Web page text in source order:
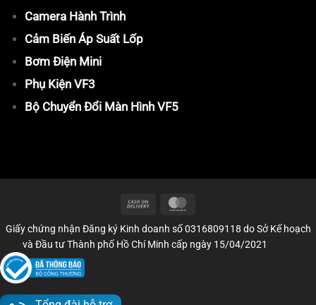
Camera Hành Trình
Cảm Biến Áp Suất Lốp
Bơm Điện Mini
Phụ Kiện VF3
Bộ Chuyển Đổi Màn Hình VF5
Giấy chứng nhận Đăng ký Kinh doanh số 0316809118 do Sở Kế hoạch
và Đầu tư Thành phố Hồ Chí Minh cấp ngày 15/04/2021